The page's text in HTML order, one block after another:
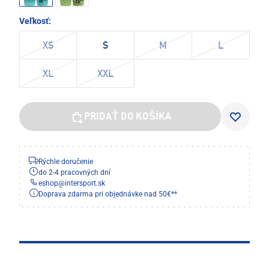
Veľkosť:
XS S M L
XL XXL
PRIDAŤ DO KOŠÍKA
Rýchle doručenie
do 2-4 pracovných dní
eshop@intersport.sk
Doprava zdarma pri objednávke nad 50€**